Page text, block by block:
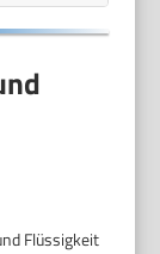
Flüssigkeit